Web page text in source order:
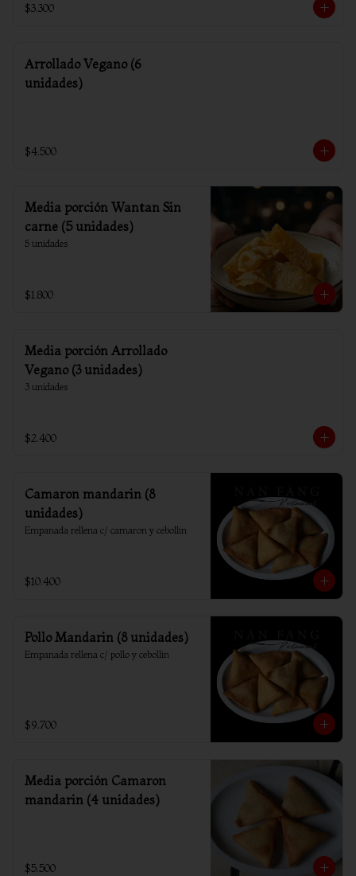
$3.300
Arrollado Vegano (6
unidades)
$4.500
Media porción Wantan Sin
carne (5 unidades)
5 unidades
$1.800
Media porción Arrollado
Vegano (3 unidades)
3 unidades
$2.400
Camaron mandarin (8
unidades)
Empanada rellena c/ camaron y cebollin
$10.400
Pollo Mandarin (8 unidades)
Empanada rellena c/ pollo y cebollin
$9.700
Media porción Camaron
mandarin (4 unidades)
$5.500